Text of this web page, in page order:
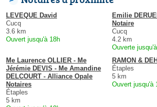
LEVEQUE David
Cucq
3.6 km
Ouvert jusqu'à 18h
Emilie
Notaire
Cucq
4.2 km
Ouverte
Me Laurence OLLIER - Me
Jérémie DEVIS - Me Amandine
DELCOURT - Alliance Opale
Notaires
Étaples
5 km
RAMON &
Étaples
5 km
Ouvert jusqu'à